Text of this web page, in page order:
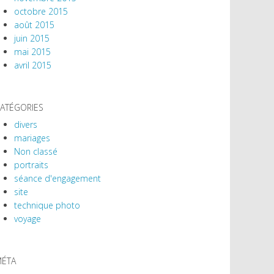
octobre 2015
août 2015
juin 2015
mai 2015
avril 2015
divers
mariages
Non classé
portraits
séance d'engagement
site
technique photo
voyage